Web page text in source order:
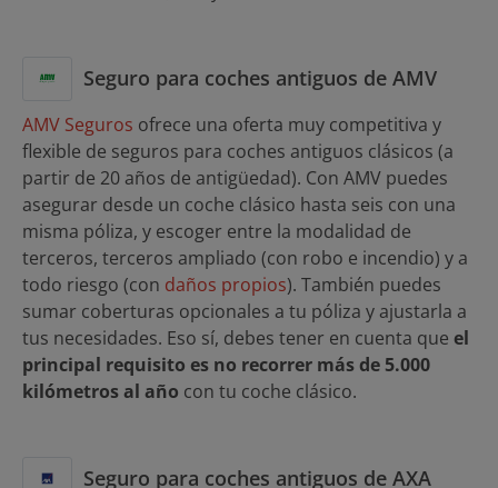
Seguro para coches antiguos de AMV
AMV Seguros ofrece una oferta muy competitiva y
flexible de seguros para coches antiguos clásicos (a
partir de 20 años de antigüedad). Con AMV puedes
asegurar desde un coche clásico hasta seis con una
misma póliza, y escoger entre la modalidad de
terceros, terceros ampliado (con robo e incendio) y a
todo riesgo (con daños propios). También puedes
sumar coberturas opcionales a tu póliza y ajustarla a
tus necesidades. Eso sí, debes tener en cuenta que el
principal requisito es no recorrer más de 5.000
kilómetros al año con tu coche clásico.
Seguro para coches antiguos de AXA